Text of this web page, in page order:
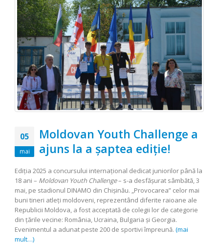
05
mai
Moldovan Youth Challenge a
ajuns la a șaptea ediție!
Ediția 2025 a concursului internațional dedicat juniorilor până la
18 ani – Moldovan Youth Challenge– s-a desfășurat sâmbătă, 3
mai, pe stadionul DINAMO din Chișinău. „Provocarea” celor mai
buni tineri atleți moldoveni, reprezentând diferite raioane ale
Republicii Moldova, a fost acceptată de colegii lor de categorie
din țările vecine: România, Ucraina, Bulgaria și Georgia.
Evenimentul a adunat peste 200 de sportivi împreună. (mai
mult…)